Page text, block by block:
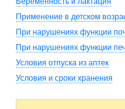
Применение в детском
При нарушениях функции
При нарушениях функции
Условия отпуска из аптек
Условия и сроки хранения